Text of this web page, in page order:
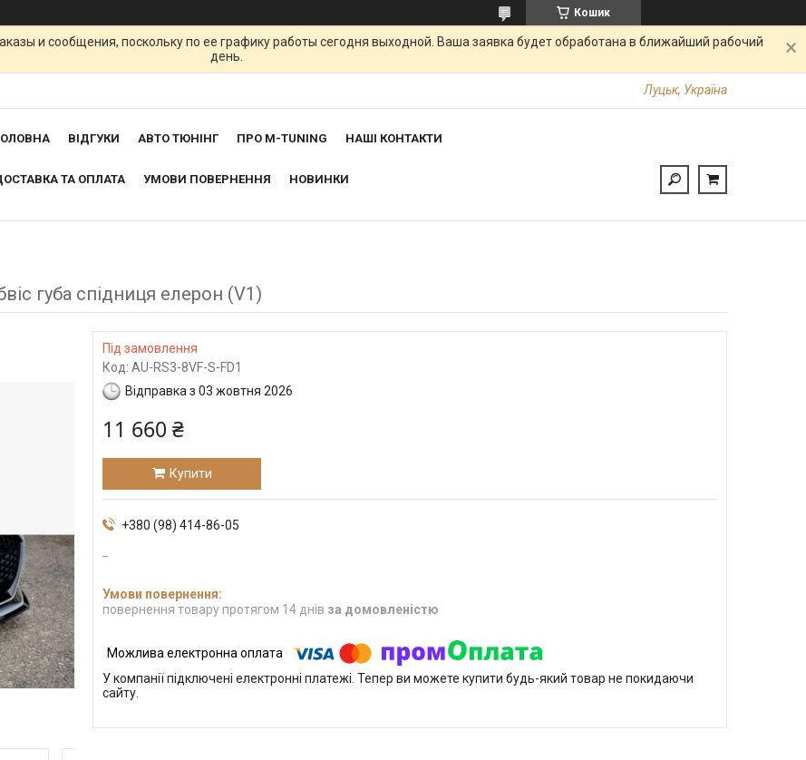
Кошик
и сообщения, поскольку по ее графику работы сегодня выходной. Ваша заявка будет обработана в ближайший рабочий
день.
Луцьк, Україна
ВІДГУКИ АВТО ТЮНІНГ ПРО M-TUNING НАШІ КОНТАКТИ
ТА ОПЛАТА УМОВИ ПОВЕРНЕННЯ НОВИНКИ
губа спідниця елерон (V1)
Під замовлення
Код: AU-RS3-8VF-S-FD1
Відправка з 03 жовтня 2026
11 660 ₴
Купити
+380 (98) 414-86-05
повернення товару протягом 14 днів за домовленістю
У компанії підключені електронні платежі. Тепер ви можете купити будь-який товар не покидаючи
сайту.